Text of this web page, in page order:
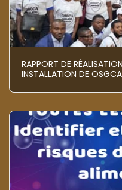
RAPPORT DE
INSTALLATION DE